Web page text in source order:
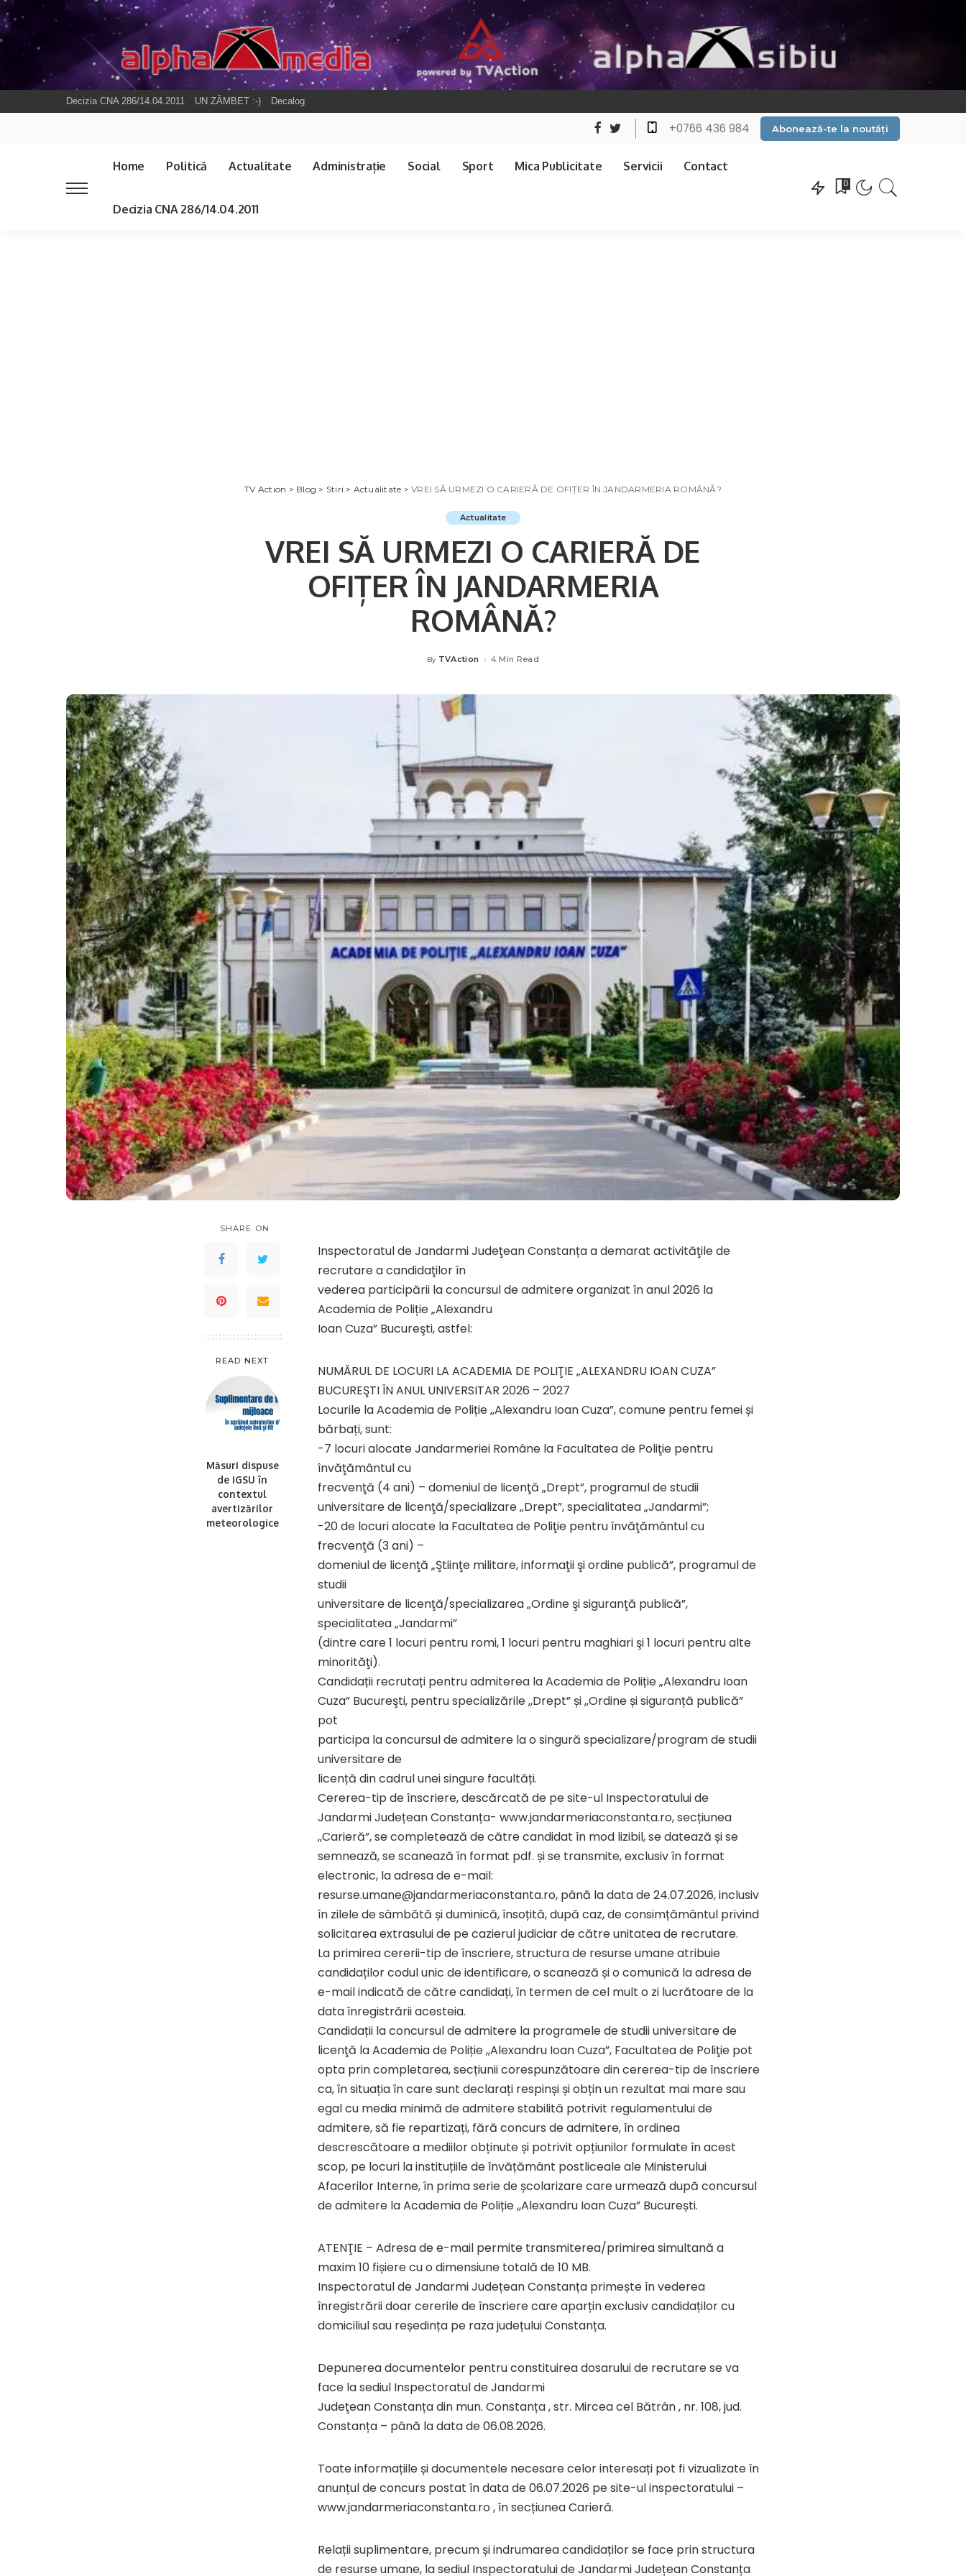
Decizia CNA 286/14.04.2011 UN ZÂMBET :-) Decalog
+0766 436 984 Abonează-te la noutăți
Home Politică Actualitate Administrație Social Sport Mica Publicitate Servicii Contact
Decizia CNA 286/14.04.2011
0
TV Action > Blog > Stiri > Actualitate >VREI SĂ URMEZI O CARIERĂ DE OFIȚER ÎN JANDARMERIA ROMÂNĂ?
Actualitate
VREI SĂ URMEZI O CARIERĂ DE
OFIȚER ÎN JANDARMERIA
ROMÂNĂ?
Posted
By TVAction 4 Min Read
SHARE ON
READ NEXT
Măsuri dispuse
de IGSU în
contextul
avertizărilor
meteorologice
Inspectoratul de Jandarmi Judeţean Constanța a demarat activităţile de
recrutare a candidaţilor în
vederea participării la concursul de admitere organizat în anul 2026 la
Academia de Poliție „Alexandru
Ioan Cuza” Bucureşti, astfel:
NUMĂRUL DE LOCURI LA ACADEMIA DE POLIŢIE „ALEXANDRU IOAN CUZA”
BUCUREŞTI ÎN ANUL UNIVERSITAR 2026 – 2027
Locurile la Academia de Poliție ,,Alexandru Ioan Cuza”, comune pentru femei și
bărbați, sunt:
-7 locuri alocate Jandarmeriei Române la Facultatea de Poliţie pentru
învăţământul cu
frecvenţă (4 ani) – domeniul de licenţă „Drept”, programul de studii
universitare de licenţă/specializare „Drept”, specialitatea „Jandarmi”;
-20 de locuri alocate la Facultatea de Poliţie pentru învăţământul cu
frecvenţă (3 ani) –
domeniul de licenţă „Ştiinţe militare, informaţii şi ordine publică”, programul de
studii
universitare de licenţă/specializarea „Ordine şi siguranţă publică”,
specialitatea „Jandarmi”
(dintre care 1 locuri pentru romi, 1 locuri pentru maghiari şi 1 locuri pentru alte
minorităţi).
Candidații recrutați pentru admiterea la Academia de Poliție „Alexandru Ioan
Cuza” Bucureşti, pentru specializările ,,Drept” și ,,Ordine și siguranță publică”
pot
participa la concursul de admitere la o singură specializare/program de studii
universitare de
licență din cadrul unei singure facultăți.
Cererea-tip de înscriere, descărcată de pe site-ul Inspectoratului de
Jandarmi Județean Constanța- www.jandarmeriaconstanta.ro, secțiunea
,,Carieră”, se completează de către candidat în mod lizibil, se datează și se
semnează, se scanează în format pdf. și se transmite, exclusiv în format
electronic, la adresa de e-mail:
resurse.umane@jandarmeriaconstanta.ro, până la data de 24.07.2026, inclusiv
în zilele de sâmbătă și duminică, însoțită, după caz, de consimțământul privind
solicitarea extrasului de pe cazierul judiciar de către unitatea de recrutare.
La primirea cererii-tip de înscriere, structura de resurse umane atribuie
candidaților codul unic de identificare, o scanează și o comunică la adresa de
e-mail indicată de către candidați, în termen de cel mult o zi lucrătoare de la
data înregistrării acesteia.
Candidații la concursul de admitere la programele de studii universitare de
licenţă la Academia de Poliție ,,Alexandru Ioan Cuza”, Facultatea de Poliţie pot
opta prin completarea, secțiunii corespunzătoare din cererea-tip de înscriere
ca, în situația în care sunt declarați respinși și obțin un rezultat mai mare sau
egal cu media minimă de admitere stabilită potrivit regulamentului de
admitere, să fie repartizați, fără concurs de admitere, în ordinea
descrescătoare a mediilor obținute și potrivit opțiunilor formulate în acest
scop, pe locuri la instituțiile de învățământ postliceale ale Ministerului
Afacerilor Interne, în prima serie de școlarizare care urmează după concursul
de admitere la Academia de Poliție ,,Alexandru Ioan Cuza” București.
ATENŢIE – Adresa de e-mail permite transmiterea/primirea simultană a
maxim 10 fișiere cu o dimensiune totală de 10 MB.
Inspectoratul de Jandarmi Județean Constanța primește în vederea
înregistrării doar cererile de înscriere care aparțin exclusiv candidaților cu
domiciliul sau reședința pe raza județului Constanța.
Depunerea documentelor pentru constituirea dosarului de recrutare se va
face la sediul Inspectoratul de Jandarmi
Judeţean Constanța din mun. Constanța , str. Mircea cel Bătrân , nr. 108, jud.
Constanța – până la data de 06.08.2026.
Toate informațiile și documentele necesare celor interesați pot fi vizualizate în
anunțul de concurs postat în data de 06.07.2026 pe site-ul inspectoratului –
www.jandarmeriaconstanta.ro , în secțiunea Carieră.
Relații suplimentare, precum și indrumarea candidaților se face prin structura
de resurse umane, la sediul Inspectoratului de Jandarmi Județean Constanța